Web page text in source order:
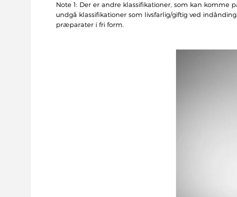
Note 1: Der er andre klassifikationer, som kan
undgå klassifikationer som livsfarlig/giftig ved
præparater i fri form.